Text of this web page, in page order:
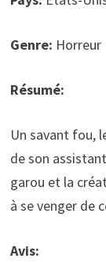
Genre: Horreur
Résumé:
Un savant fou,
de son
garou et la
à se venger de
Avis: